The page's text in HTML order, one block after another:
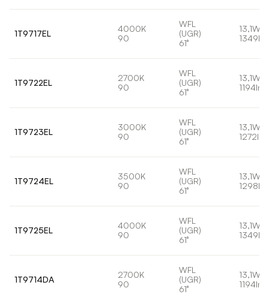
1T9717EL
4000K
90
WFL
(UGR)
61°
13,1W
1349lm
1T9722EL
2700K
90
WFL
(UGR)
61°
13,1W
1194lm
1T9723EL
3000K
90
WFL
(UGR)
61°
13,1W
1272lm
1T9724EL
3500K
90
WFL
(UGR)
61°
13,1W
1298lm
1T9725EL
4000K
90
WFL
(UGR)
61°
13,1W
1349lm
1T9714DA
2700K
90
WFL
(UGR)
61°
13,1W
1194lm